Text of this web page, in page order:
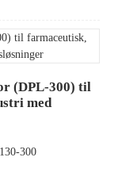
(DPL-300) til
med
300